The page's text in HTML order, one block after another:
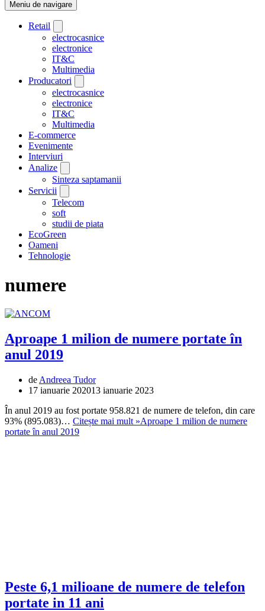
Meniu de navigare
Retail
electrocasnice
electronice
IT&C
Multimedia
Producatori
electrocasnice
electronice
IT&C
Multimedia
E-commerce
Evenimente
Interviuri
Analize
Sinteza saptamanii
Servicii
Telecom
soft
studii de piata
EcoGreen
Oameni
Tehnologie
numere
Aproape 1 milion de numere portate în
anul 2019
de Andreea Tudor
17 ianuarie 202013 ianuarie 2023
În anul 2019 au fost portate 958.821 de numere de telefon, din care
93% (895.083)… Citește mai mult »Aproape 1 milion de numere
portate în anul 2019
Peste 6,1 milioane de numere de telefon
portate in 11 ani